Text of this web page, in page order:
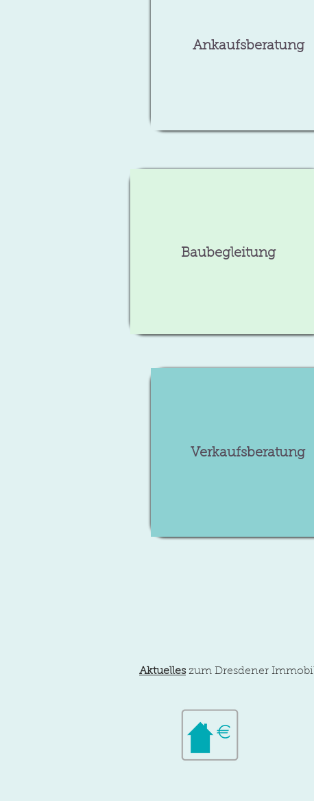
Ankaufsberatung
Baubegleitung
Verkaufsberatung
Aktuelleszum Dresdener